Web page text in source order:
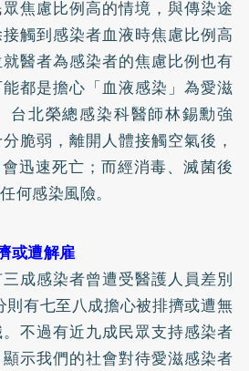
焦慮比例高的情境，與傳染途
觸到感染者血液時焦慮比例高
醫者為感染者的焦慮比例也有
都是擔心「血液感染」為愛滋
台北榮總感染科醫師林錫勳強
脆弱，離開人體接觸空氣後，
迅速死亡；而經消毒、滅菌後
何感染風險。
或遭解雇
成感染者曾遭受醫護人員差別
有七至八成擔心被排擠或遭無
不過有近九成民眾支持感染者
示我們的社會對待愛滋感染者